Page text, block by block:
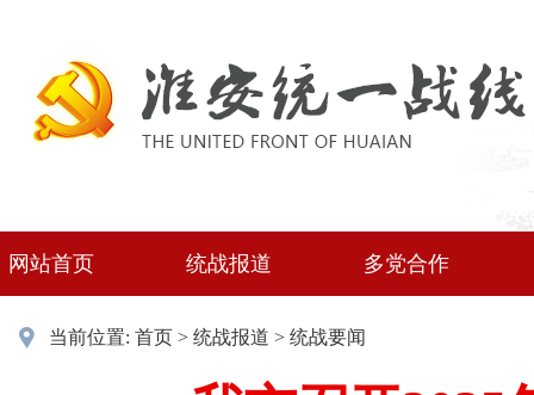
网站首页 统战报道 多党合作
当前位置: 首页 > 统战报道 > 统战要闻